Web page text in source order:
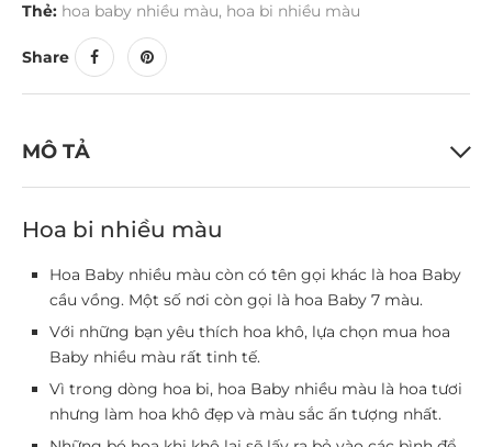
Thẻ: hoa baby nhiều màu, hoa bi nhiều màu
Share
MÔ TẢ
Hoa bi nhiều màu
Hoa Baby nhiều màu còn có tên gọi khác là hoa Baby
cầu vồng. Một số nơi còn gọi là hoa Baby 7 màu.
Với những bạn yêu thích hoa khô, lựa chọn mua hoa
Baby nhiều màu rất tinh tế.
Vì trong dòng hoa bi, hoa Baby nhiều màu là hoa tươi
nhưng làm hoa khô đẹp và màu sắc ấn tượng nhất.